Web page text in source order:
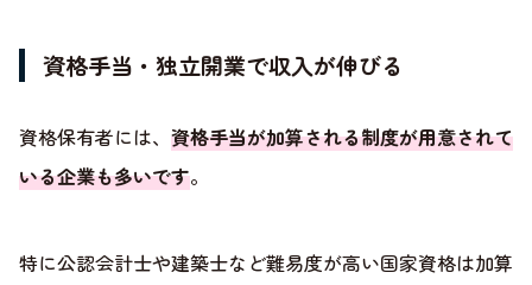
資格手当・独立開業で収入が伸びる
資格保有者には、 資格手当が加算される制度が用意されて
いる企業も多いです。
特に公認会計士や建築士など難易度が高い国家資格は加算